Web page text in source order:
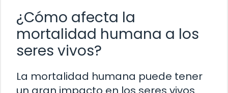
¿Cómo afecta la
mortalidad humana a los
seres vivos?
La mortalidad humana puede tener